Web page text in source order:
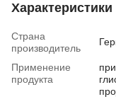
Характеристики
Страна
производитель
Применение
продукта